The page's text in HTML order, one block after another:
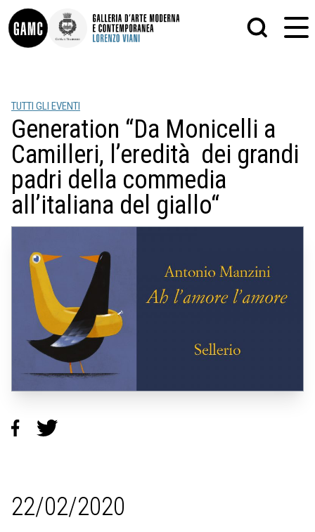
INFO
CONTATTI
DIDATTICA
SHOP
LE COLLEZIONI
GLI AUTORI
LORENZO VIANI
MOSTRE
PALAZZO DELLE MUSE
SCULTURA
STAMPA
ALTRO
MATRICI XILOGRAFICHE
FOTOGRAFIA
TUTTI GLI EVENTI
Generation “Da Monicelli a
Camilleri, l’eredità dei grandi
padri della commedia
all’italiana del giallo“
22/02/2020